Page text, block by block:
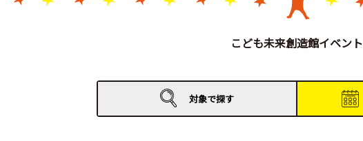
こども未来創造館イベント
対象で探す